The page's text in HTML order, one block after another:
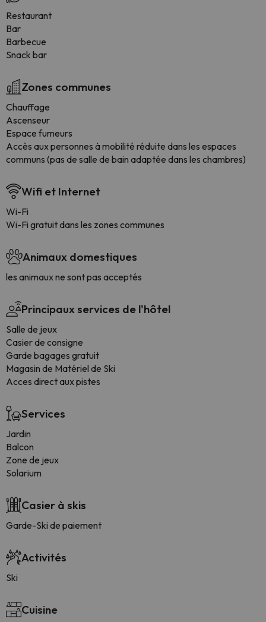
Restaurant
Bar
Barbecue
Snack bar
Zones communes
Chauffage
Ascenseur
Espace fumeurs
Accès aux personnes à mobilité réduite dans les espaces
communs (pas de salle de bain adaptée dans les chambres)
Wifi et Internet
Wi-Fi
Wi-Fi gratuit dans les zones communes
Animaux domestiques
les animaux ne sont pas acceptés
Principaux services de l'hôtel
Salle de jeux
Casier de consigne
Garde bagages gratuit
Magasin de Matériel de Ski
Acces direct aux pistes
Services
Jardin
Balcon
Zone de jeux
Solarium
Casier à skis
Garde-Ski de paiement
Activités
Ski
Cuisine